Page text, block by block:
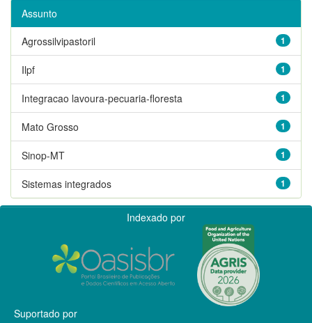
Assunto
1
Agrossilvipastoril
1
Ilpf
1
Integracao lavoura-pecuaria-floresta
1
Mato Grosso
1
Sinop-MT
1
Sistemas integrados
Indexado por
Suportado por